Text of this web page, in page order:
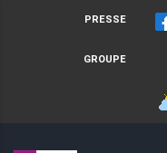
PRESSE
GROUPE